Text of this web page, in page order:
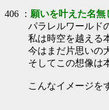
406 ： 願いを叶えた名無
パラレルワールド
私は時空を越える
今はまだ片思いの
そしてこの想像は
こんなイメージを